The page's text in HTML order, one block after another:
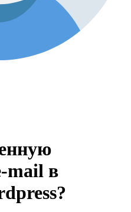
mail в